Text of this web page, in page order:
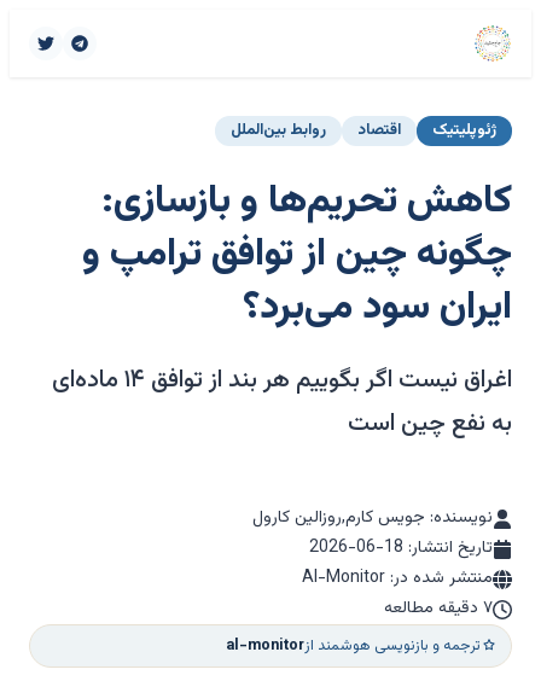
ژئوپلیتیک اقتصاد روابط بین‌الملل
کاهش تحریم‌ها و بازسازی:
چگونه چین از توافق ترامپ و
ایران سود می‌برد؟
اغراق نیست اگر بگوییم هر بند از توافق ۱۴ ماده‌ای
به نفع چین است
نویسنده: جویس کارم,روزالین کارول
تاریخ انتشار: 2026-06-18
منتشر شده در: Al-Monitor
۷ دقیقه مطالعه
ترجمه و بازنویسی هوشمند ازal-monitor